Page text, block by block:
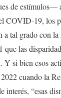
de estímulos—
COVID-19, los
a tal grado con la
que las
Y si bien esos
cuando la
interés, “esas